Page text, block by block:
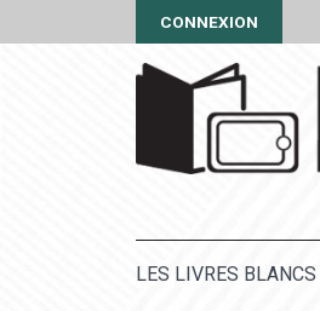
CONNEXION
LES LIVRES BLANCS